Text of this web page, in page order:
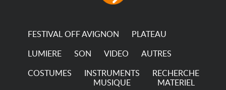
FESTIVAL OFF AVIGNON PLATEAU
LUMIERE SON VIDEO AUTRES
COSTUMES
INSTRUMENTS
MUSIQUE
RECHERCHE
MATERIEL